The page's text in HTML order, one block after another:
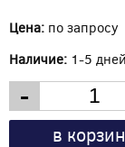
Цена: по запросу
Наличие: 1-5 дней
-
в